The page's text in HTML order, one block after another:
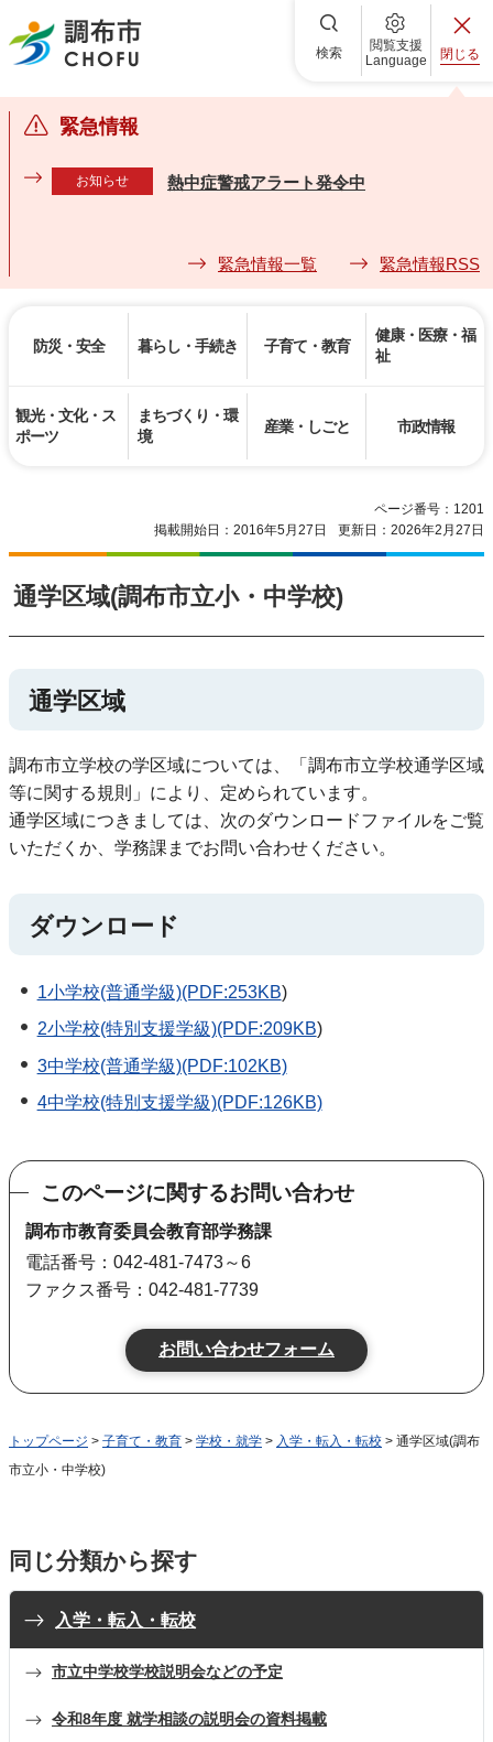
調布市 検索
閲覧支援
Language
閉じる
緊急情報
お知らせ 熱中症警戒アラート発令中
緊急情報一覧 緊急情報RSS
防災・安全 暮らし・手続き 子育て・教育
健康・医療・福
祉
観光・文化・ス
ポーツ
まちづくり・環
境
産業・しごと 市政情報
ページ番号：1201
掲載開始日：2016年5月27日
更新日：2026年2月27日
通学区域(調布市立小・中学校)
通学区域
調布市立学校の学区域については、「調布市立学校通学区域
等に関する規則」により、定められています。
通学区域につきましては、次のダウンロードファイルをご覧
いただくか、学務課までお問い合わせください。
ダウンロード
1小学校(普通学級)(PDF:253KB)
2小学校(特別支援学級)(PDF:209KB)
3中学校(普通学級)(PDF:102KB)
4中学校(特別支援学級)(PDF:126KB)
このページに関するお問い合わせ
調布市教育委員会教育部学務課
電話番号：042-481-7473～6
ファクス番号：042-481-7739
トップページ > 子育て・教育 > 学校・就学 > 入学・転入・転校 > 通学区域(調布
市立小・中学校)
同じ分類から探す
入学・転入・転校
市立中学校学校説明会などの予定
令和8年度 就学相談の説明会の資料掲載